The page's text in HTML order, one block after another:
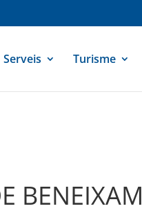
Serveis Turisme